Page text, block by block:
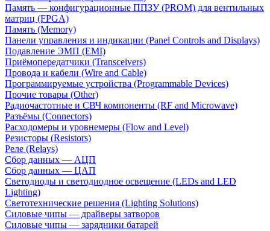
Память — конфигурационные ППЗУ (PROM) для вентильных
матриц (FPGA)
Память (Memory)
Панели управления и индикации (Panel Controls and Displays)
Подавление ЭМП (EMI)
Приёмопередатчики (Transceivers)
Провода и кабели (Wire and Cable)
Программируемые устройства (Programmable Devices)
Прочие товары (Other)
Радиочастотные и СВЧ компоненты (RF and Microwave)
Разъёмы (Connectors)
Расходомеры и уровнемеры (Flow and Level)
Резисторы (Resistors)
Реле (Relays)
Сбор данных — АЦП
Сбор данных — ЦАП
Светодиоды и светодиодное освещение (LEDs and LED
Lighting)
Светотехнические решения (Lighting Solutions)
Силовые чипы — драйверы затворов
Силовые чипы — зарядники батарей